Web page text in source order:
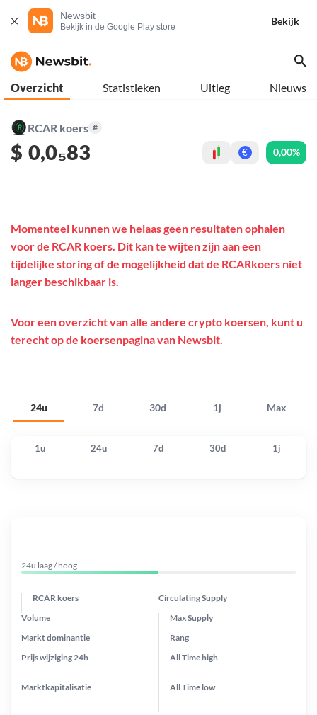
Newsbit
Bekijk in de Google Play store
Bekijk
Overzicht Statistieken Uitleg Nieuws
RCAR koers #
$ 0,0₅83 € 0,00%
24u 7d 30d 1j Max
Momenteel kunnen we helaas geen resultaten ophalen
voor de RCAR koers. Dit kan te wijten zijn aan een
tijdelijke storing of de mogelijkheid dat de RCARkoers niet
langer beschikbaar is.
Voor een overzicht van alle andere crypto koersen, kunt u
terecht op de koersenpaginavan Newsbit.
1u 24u 7d 30d 1j
24u laag / hoog
RCAR koers Circulating Supply
Prijs wijziging 24h
Max Supply
Markt dominantie
Marktkapitalisatie
Volume
Rang
All Timehigh
All Time low